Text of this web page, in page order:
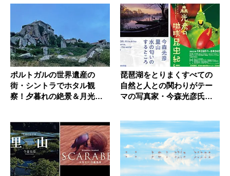
ポルトガルの世界遺産の
街・シントラでホタル観
察！夕暮れの絶景＆月光が
琵琶湖をとりまくすべての
自然と人との関わりがテー
マの写真家・今森光彦氏、